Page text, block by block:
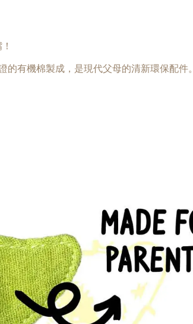
有機棉製成，是現代父母的清新環保配件。